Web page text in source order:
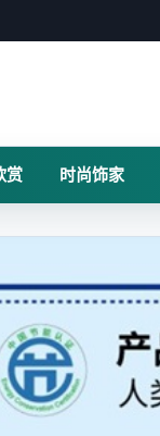
赏 时尚饰家